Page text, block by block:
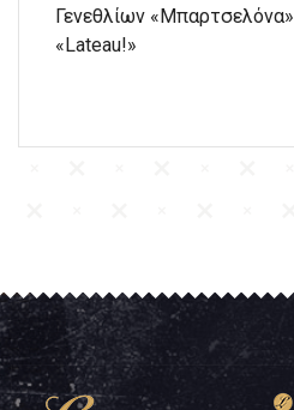
Γενεθλίων
«Lateau!»